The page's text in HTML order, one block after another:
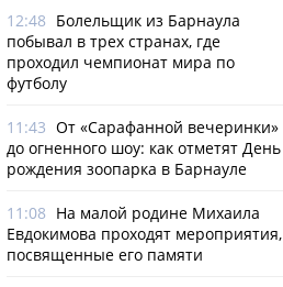
12:48 Болельщик из Барнаула
побывал в трех странах, где
проходил чемпионат мира по
футболу
11:43 От «Сарафанной вечеринки»
до огненного шоу: как отметят День
рождения зоопарка в Барнауле
11:08 На малой родине Михаила
Евдокимова проходят мероприятия,
посвященные его памяти